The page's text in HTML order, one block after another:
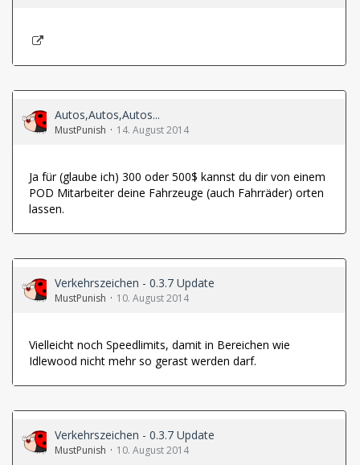
Autos,Autos,Autos...
MustPunish 14. August 2014
Ja für (glaube ich) 300 oder 500$ kannst du dir von einem
POD Mitarbeiter deine Fahrzeuge (auch Fahrräder) orten
lassen.
Verkehrszeichen - 0.3.7 Update
MustPunish 10. August 2014
Vielleicht noch Speedlimits, damit in Bereichen wie
Idlewood nicht mehr so gerast werden darf.
Verkehrszeichen - 0.3.7 Update
MustPunish 10. August 2014